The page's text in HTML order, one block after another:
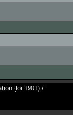
(loi 1901) /